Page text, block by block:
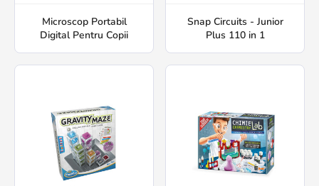
Microscop Portabil
Digital Pentru Copii
Snap Circuits - Junior
Plus 110 in 1